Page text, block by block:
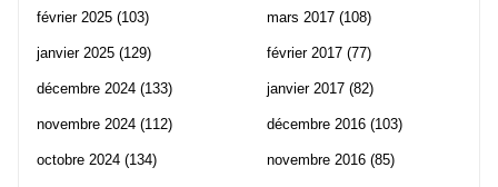
février 2025 (103)
janvier 2025 (129)
décembre 2024 (133)
novembre 2024 (112)
octobre 2024 (134)
mars 2017 (108)
février 2017 (77)
janvier 2017 (82)
décembre 2016 (103)
novembre 2016 (85)